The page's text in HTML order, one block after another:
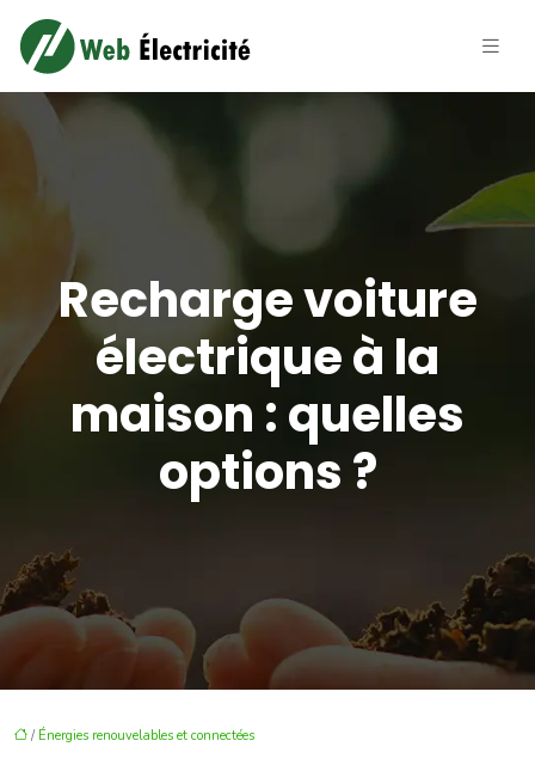
Recharge voiture
électrique à la
maison : quelles
options ?
/ Énergies renouvelables et connectées